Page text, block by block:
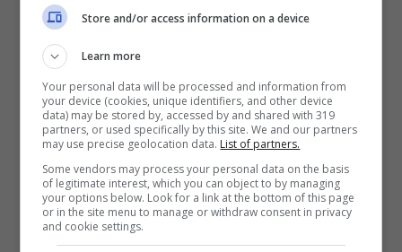
Brekalo alla Lazio.
Store and/or access information on a device
Learn more
Your personal data will be processed and information from
your device (cookies, unique identifiers, and other device
data) may be stored by, accessed by and shared with 319
partners, or used specifically by this site. We and our partners
may use precise geolocation data. List of partners.
Some vendors may process your personal data on the basis
of legitimate interest, which you can object to by managing
your options below. Look for a link at the bottom of this page
or in the site menu to manage or withdraw consent in privacy
and cookie settings.